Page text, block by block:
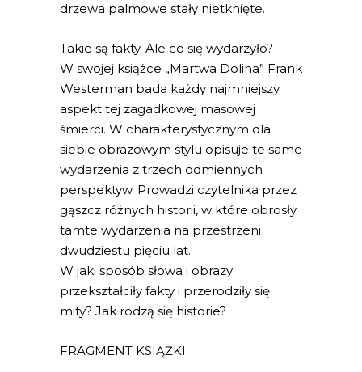
drzewa palmowe stały nietknięte.
Takie są fakty. Ale co się wydarzyło?
W swojej książce „Martwa Dolina” Frank
Westerman bada każdy najmniejszy
aspekt tej zagadkowej masowej
śmierci. W charakterystycznym dla
siebie obrazowym stylu opisuje te same
wydarzenia z trzech odmiennych
perspektyw. Prowadzi czytelnika przez
gąszcz różnych historii, w które obrosły
tamte wydarzenia na przestrzeni
dwudziestu pięciu lat.
W jaki sposób słowa i obrazy
przekształciły fakty i przerodziły się
mity? Jak rodzą się historie?
FRAGMENT KSIĄŻKI